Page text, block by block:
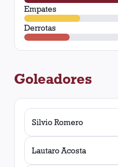
Empates
Derrotas
Goleadores
Silvio Romero
Lautaro Acosta